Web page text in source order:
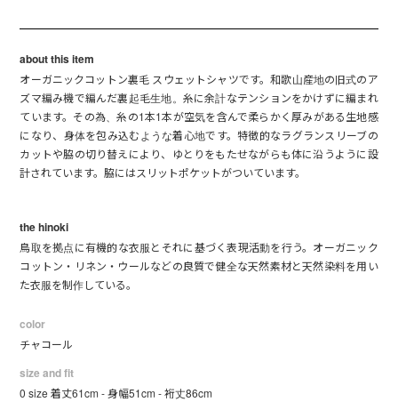
about this item
オーガニックコットン裏毛 スウェットシャツです。和歌山産地の旧式のア
ズマ編み機で編んだ裏起毛生地。糸に余計なテンションをかけずに編まれ
ています。その為、糸の1本1本が空気を含んで柔らかく厚みがある生地感
になり、身体を包み込むような着心地です。特徴的なラグランスリーブの
カットや脇の切り替えにより、ゆとりをもたせながらも体に沿うように設
計されています。脇にはスリットポケットがついています。
the hinoki
鳥取を拠点に有機的な衣服とそれに基づく表現活動を行う。オーガニック
コットン・リネン・ウールなどの良質で健全な天然素材と天然染料を用い
た衣服を制作している。
color
チャコール
size and fit
0 size 着丈61cm - 身幅51cm - 裄丈86cm